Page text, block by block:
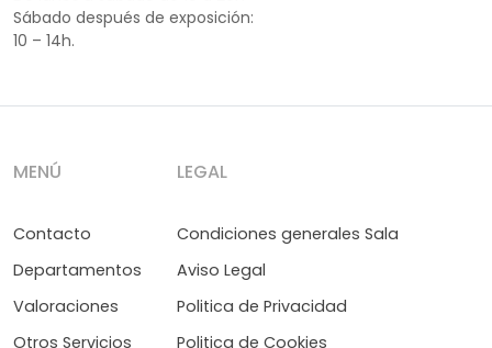
Sábado después de exposición:
10 – 14h.
MENÚ
Contacto
Departamentos
Valoraciones
Otros Servicios
LEGAL
Condiciones generales Sala
Aviso Legal
Politica de Privacidad
Politica de Cookies